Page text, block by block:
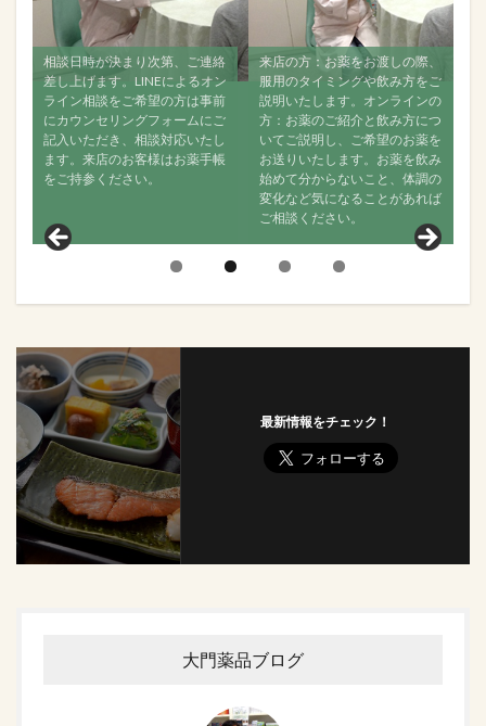
来店の方：お薬をお渡しの際、
服用のタイミングや飲み方をご
説明いたします。オンラインの
方：お薬のご紹介と飲み方につ
いてご説明し、ご希望のお薬を
お送りいたします。お薬を飲み
始めて分からないこと、体調の
すべて飲み終えましたら、再度
ご相談ください。ご来店でもオ
ンラインでも構いませんので、
なるべく経過をご連絡くださ
い。お薬が効いているか、飲ん
で何か変化がなかったかどう
か、舌の状態はどうか？などお
聞きし、その後の状態について
見ていきます。
最新情報をチェック！
大門薬品ブログ